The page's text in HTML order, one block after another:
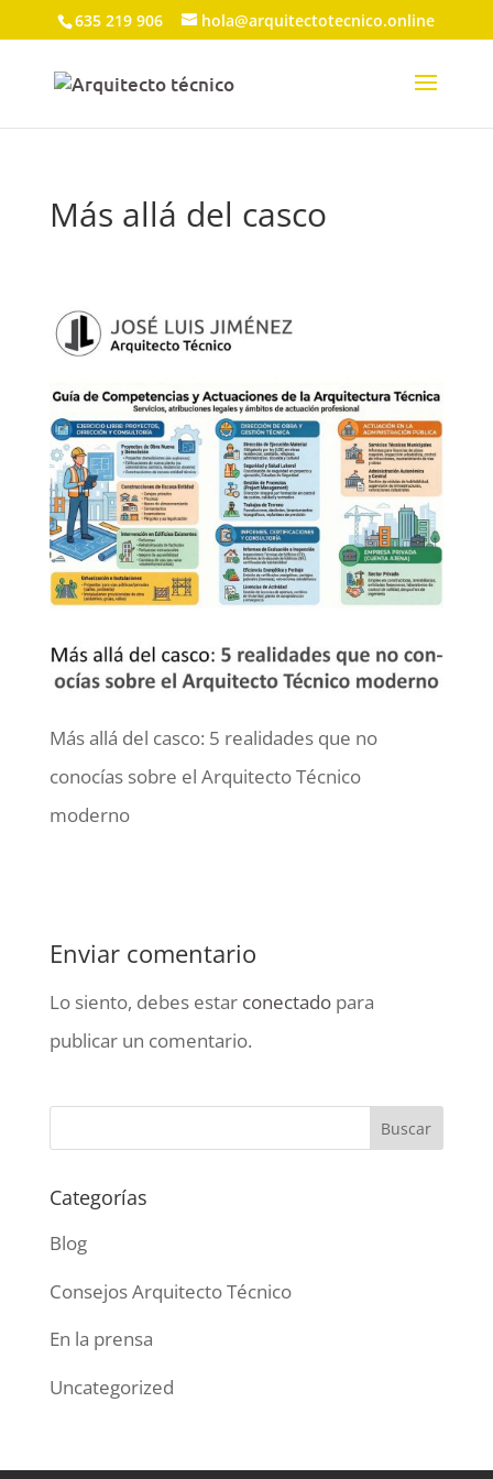
635 219 906 hola@arquitectotecnico.online
Más allá del casco
Más allá del casco: 5 realidades que no
conocías sobre el Arquitecto Técnico
moderno
Enviar comentario
Lo siento, debes estar conectadopara
publicar un comentario.
Categorías
Blog
Consejos Arquitecto Técnico
En la prensa
Uncategorized